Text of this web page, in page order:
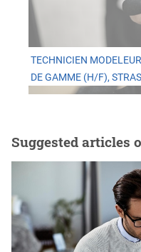
TECHNICIEN
DE GAMME (H/F),
Suggested articles